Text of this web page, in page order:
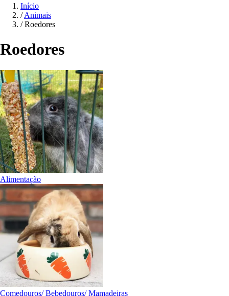
Início
/ Animais
/ Roedores
Roedores
Alimentação
Comedouros/ Bebedouros/ Mamadeiras